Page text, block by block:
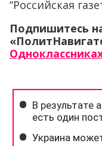
“Российская
Подпишитесь